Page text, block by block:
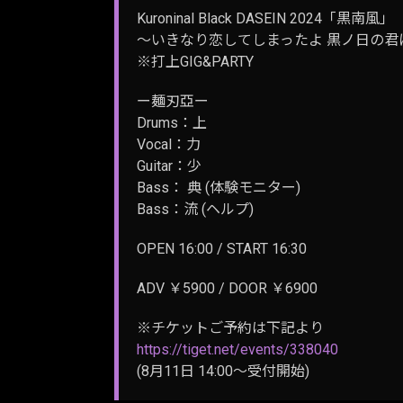
Kuroninal Black DASEIN 2024「黒南風」
～いきなり恋してしまったよ 黒ノ日の
※打上GIG&PARTY
ー麺刃亞ー
Drums：上
Vocal：力
Guitar：少
Bass： 典 (体験モニター)
Bass：流 (ヘルプ)
OPEN 16:00 / START 16:30
ADV ￥5900 / DOOR ￥6900
※チケットご予約は下記より
https://tiget.net/events/338040
(8月11日 14:00〜受付開始)